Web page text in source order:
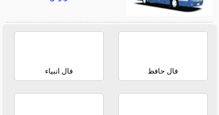
فال حافظ فال انبیاء